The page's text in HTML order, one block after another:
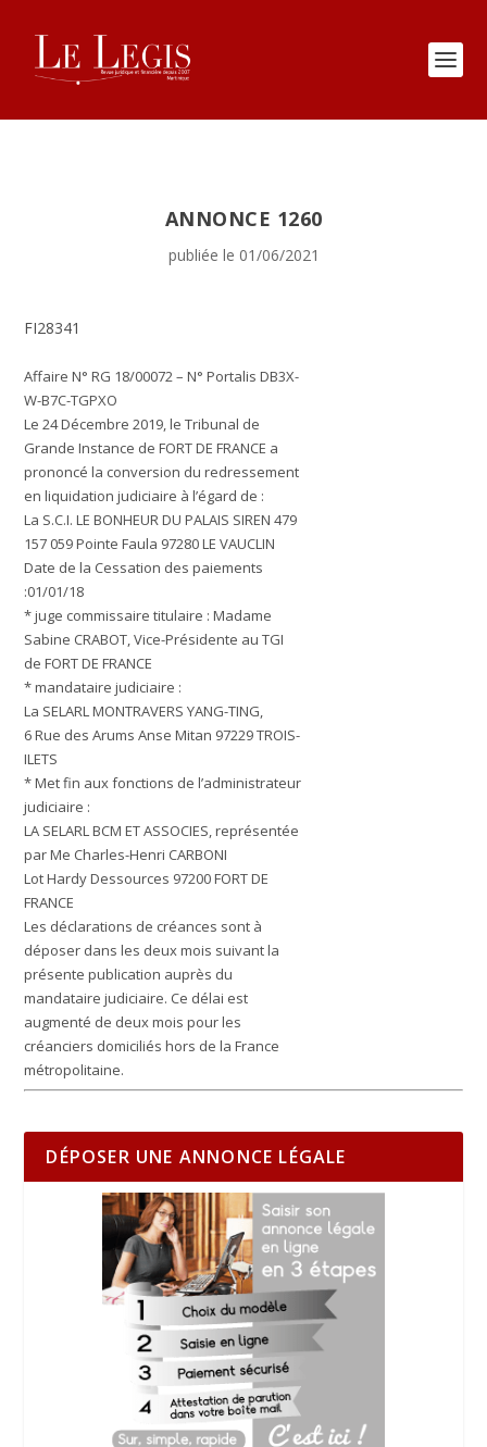
ANNONCE 1260
publiée le 01/06/2021
FI28341
Affaire N° RG 18/00072 – N° Portalis DB3X-
W-B7C-TGPXO
Le24 Décembre 2019, leTribunal de
Grande Instance de FORT DE FRANCE a
prononcé la conversion du redressement
en liquidation judiciaire à l’égard de :
La S.C.I. LE BONHEUR DU PALAIS SIREN 479
157 059 Pointe Faula 97280 LE VAUCLIN
Date de la Cessation des paiements
:01/01/18
* juge commissaire titulaire : Madame
Sabine CRABOT, Vice-Présidente au TGI
de FORT DE FRANCE
* mandataire judiciaire :
La SELARL MONTRAVERS YANG-TING,
6 Rue des Arums Anse Mitan 97229 TROIS-
ILETS
* Met fin aux fonctions de l’administrateur
judiciaire :
LA SELARL BCM ET ASSOCIES, représentée
par Me Charles-Henri CARBONI
Lot Hardy Dessources 97200 FORT DE
FRANCE
Les déclarations de créances sont à
déposer dans les deux mois suivant la
présente publication auprès du
mandataire judiciaire. Ce délai est
augmenté de deux mois pour les
créanciers domiciliés hors de la France
métropolitaine.
DÉPOSER UNE ANNONCE LÉGALE